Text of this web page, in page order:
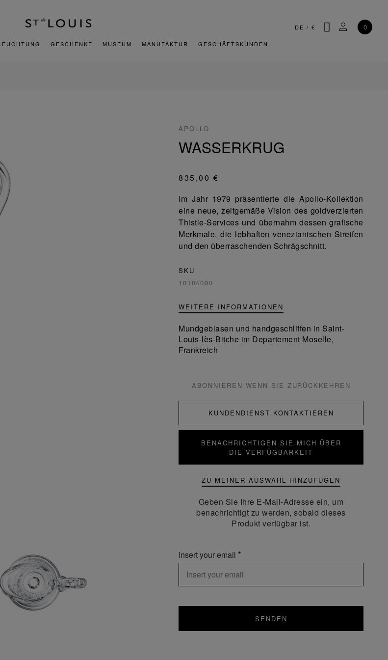
DE / € SUCHEMEIN
0
GESCHENKE MUSEUM MANUFAKTUR GESCHÄFTSKUNDEN
APOLLO
WASSERKRUG
835,00 €
Im Jahr 1979 präsentierte die Apollo-Kollektion
eine neue, zeitgemäße Vision des goldverzierten
Thistle-Services und übernahm dessen grafische
Merkmale, die lebhaften venezianischen Streifen
und den überraschenden Schrägschnitt.
SKU
10104000
WEITERE INFORMATIONEN
Mundgeblasen und handgeschliffen in Saint-
Louis-lès-Bitche im Departement Moselle,
Frankreich
ABONNIEREN WENN SIE ZURÜCKKEHREN
KUNDENDIENST KONTAKTIEREN
BENACHRICHTIGEN SIE MICH ÜBER
DIE VERFÜGBARKEIT
ZU MEINER AUSWAHL HINZUFÜGEN
Geben Sie Ihre E-Mail-Adresse ein, um
benachrichtigt zu werden, sobald dieses
Produkt verfügbar ist.
Insert your email
SENDEN